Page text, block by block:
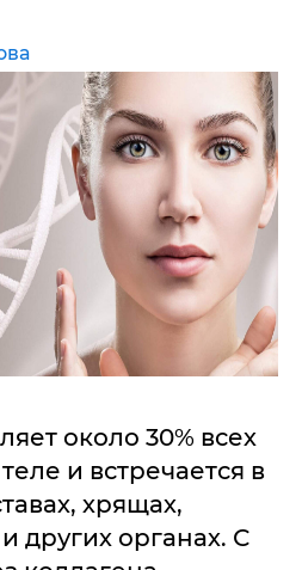
около 30% всех
и встречается в
хрящах,
и других органах. С